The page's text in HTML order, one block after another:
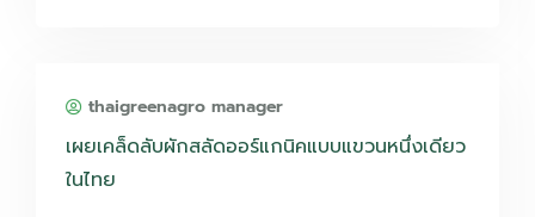
thaigreenagro manager
เผยเคล็ดลับผักสลัดออร์แกนิคแบบแขวนหนึ่งเดียว
ในไทย